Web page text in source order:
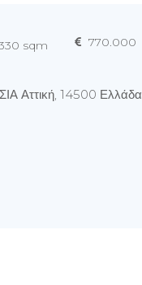
sqm 770.000
Αττική, 14500 Ελλάδα